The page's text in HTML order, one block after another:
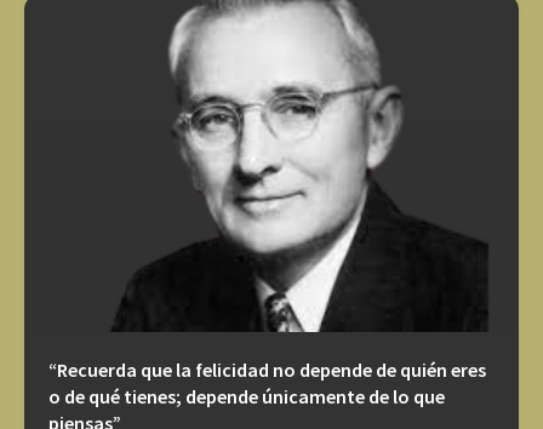
“Recuerda que la felicidad no depende de quién eres
o de qué tienes; depende únicamente de lo que
piensas”